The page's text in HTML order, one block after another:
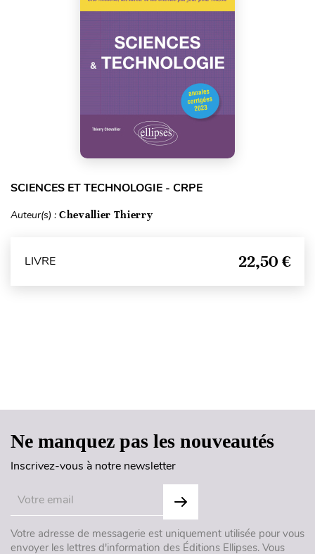
SCIENCES ET TECHNOLOGIE - CRPE
Auteur(s) : Chevallier Thierry
LIVRE 22,50 €
Ne manquez pas les nouveautés
Inscrivez-vous à notre newsletter
Votre adresse de messagerie est uniquement utilisée pour vous
envoyer les lettres d'information des Éditions Ellipses. Vous